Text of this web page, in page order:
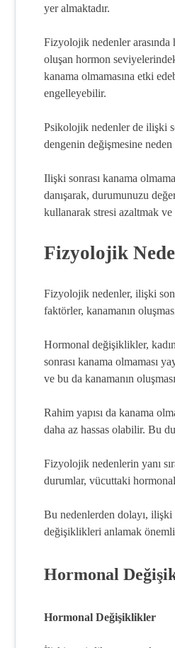
yer almaktadır.
Fizyolojik nedenler
oluşan hormon
kanama olmamasına etki
engelleyebilir.
Psikolojik nedenler de ilişki
dengenin değişmesine
Ilişki sonrası kanama
danışarak, durumunuzu
kullanarak stresi azaltmak
Fizyolojik
Fizyolojik nedenler, ilişki
faktörler, kanamanın
Hormonal değişiklikler,
sonrası kanama olmaması
ve bu da kanamanın
Rahim yapısı da kanama
daha az hassas olabilir. Bu
Fizyolojik nedenlerin yanı
durumlar, vücuttaki
Bu nedenlerden dolayı, ilişki
değişiklikleri anlamak
Hormonal
Hormonal Değişiklikler